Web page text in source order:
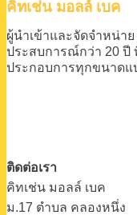
คิทเช่น มอลล์ เบค
ผู้นำเข้าและจัดจำหน่าย
ประสบการณ์กว่า 20 ปี
ประกอบการทุกขนาดแ
ติดต่อเรา
คิทเช่น มอลล์ เบค
ม.17 ตําบล คลองหนึ่ง